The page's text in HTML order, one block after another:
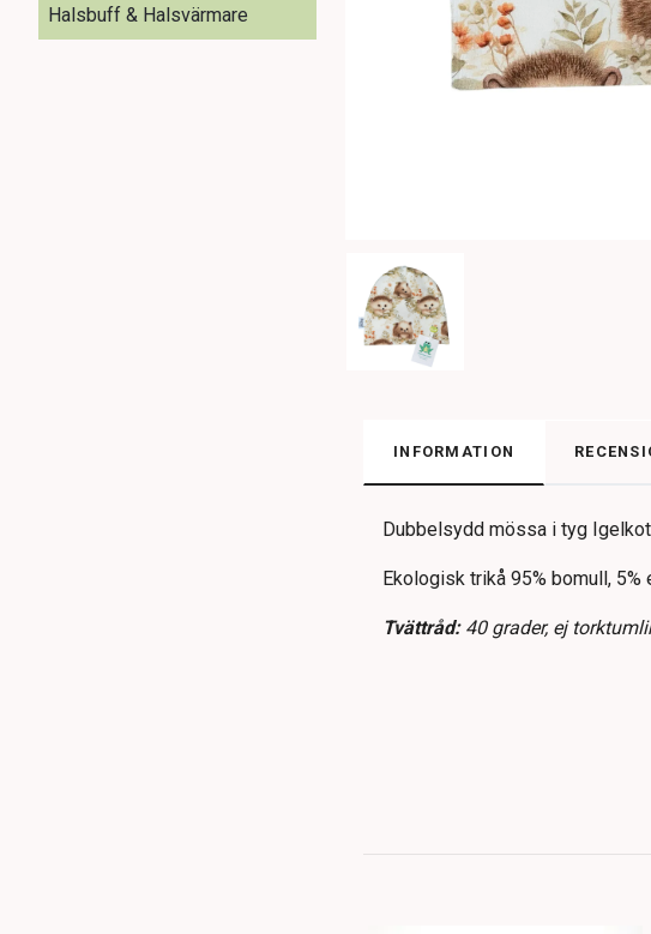
Halsbuff & Halsvärmare
INFORMATION
Dubbelsydd mössa i tyg
Ekologisk trikå 95% bomull, 5%
Tvättråd:40 grader, ej